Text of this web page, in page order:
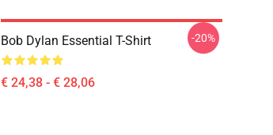
Bob Dylan Essential T-Shirt
€ 24,38 - € 28,06
-20%